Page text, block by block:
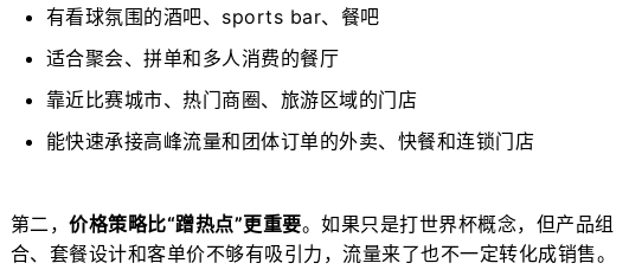
有看球氛围的酒吧、sports bar、餐吧
适合聚会、拼单和多人消费的餐厅
靠近比赛城市、热门商圈、旅游区域的门店
能快速承接高峰流量和团体订单的外卖、快餐和连锁门店
第二，价格策略比“蹭热点”更重要。如果只是打世界杯概念，但产品组
合、套餐设计和客单价不够有吸引力，流量来了也不一定转化成销售。